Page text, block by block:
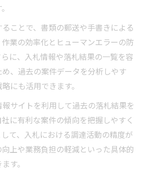
ことで、書類の郵送や手書きによる
業の効率化とヒューマンエラーの防
に、入札情報や落札結果の一覧を容
、過去の案件データを分析しやす
にも活用できます。
サイトを利用して過去の落札結果を
に有利な案件の傾向を把握しやすく
て、入札における調達活動の精度が
上や業務負担の軽減といった具体的
す。